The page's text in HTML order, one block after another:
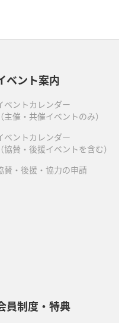
ベント案内
ベントカレンダー
（主催・共催イベントのみ）
ベントカレンダー
（協賛・後援イベントを含む）
賛・後援・協力の申請
員制度・特典